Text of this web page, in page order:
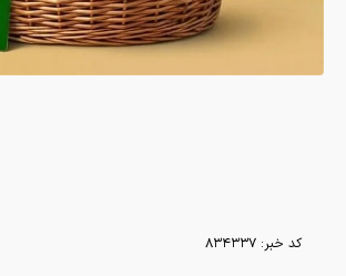
کد خبر: ۸۳۴۳۳۷